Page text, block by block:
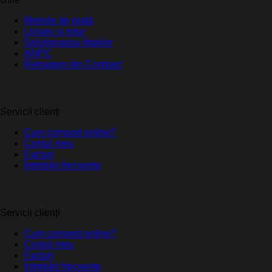
Metode de plată
Livrare și retur
Soluționarea litigiilor
ANPC
Retragere din Contract
Servicii clienți
Cum comand online?
Contul meu
Facturi
Întrebări frecvente
Servicii clienți
Cum comand online?
Contul meu
Facturi
Întrebări frecvente